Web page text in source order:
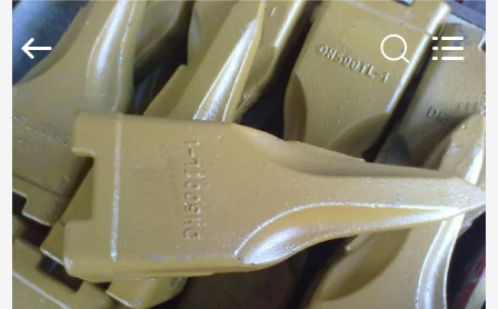
MAISON
DES
PRODUITS
AU
Industrial
Co.,Ltd.
Rights
Reserved.
Developed